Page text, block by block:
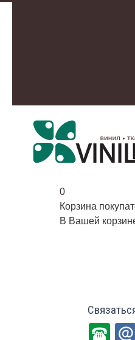
0
Корзина
В Вашей